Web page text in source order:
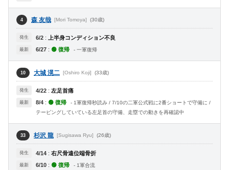
4 森 友哉 [Mori Tomoya] (30歳)
発生 6/2 : 上半身コンディション不良
最新 6/27 : 🟢 復帰 - 一軍復帰
10 大城 滉二 [Oshiro Koji] (33歳)
発生 4/22 : 左足首痛
最新 8/4 : 🟢 復帰
- 1軍復帰秒読み / 7/10の二軍公式戦に2番ショートで守備に /
テーピングしていている左足首の守備、走塁での動きを再確認中
33 杉沢 龍 [Sugisawa Ryu] (26歳)
発生 4/14 : 右尺骨遠位端骨折
最新 6/10 : 🟢 復帰 - 1軍合流